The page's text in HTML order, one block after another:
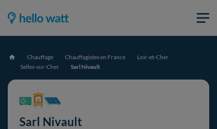
Accueil Chauffage Chauffagistes en France
Loir-et-Cher
Selles-sur-Cher
Sarl Nivault
Sarl Nivault